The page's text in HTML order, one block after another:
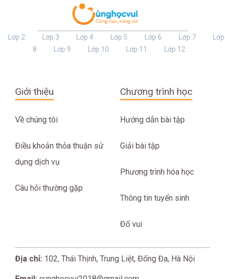
Lớp 2 Lớp 3 Lớp 4 Lớp 5 Lớp 6 Lớp 7
Lớp
8
Lớp 9 Lớp 10 Lớp 11 Lớp 12
Giới thiệu
Về chúng tôi
Điều khoản thỏa thuận sử
dụng dịch vụ
Câu hỏi thường gặp
Chương trình học
Hướng dẫn bài tập
Giải bài tập
Phương trình hóa học
Thông tin tuyển sinh
Đố vui
Địa chỉ: 102, Thái Thịnh, Trung Liệt, Đống Đa, Hà Nội